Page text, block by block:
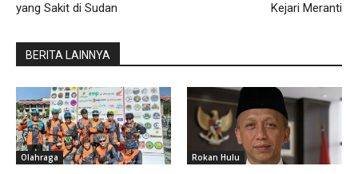
yang Sakit di Sudan
Kejari Meranti
BERITA LAINNYA
Olahraga Rokan Hulu